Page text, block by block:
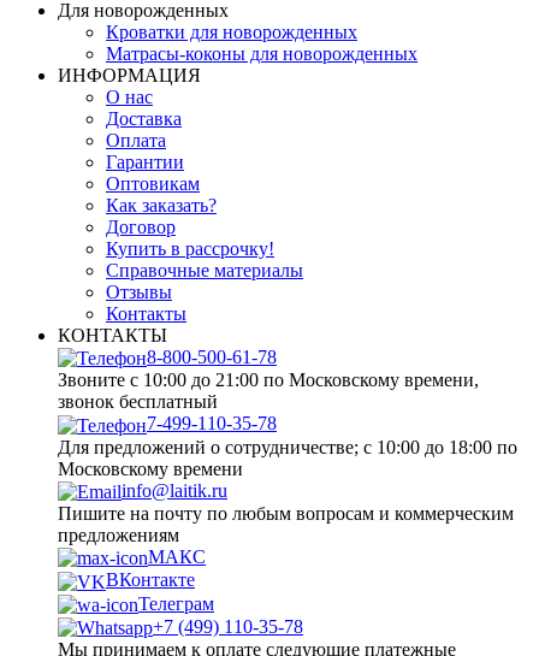
Для новорожденных
Кроватки для новорожденных
Матрасы-коконы для новорожденных
ИНФОРМАЦИЯ
О нас
Доставка
Оплата
Гарантии
Оптовикам
Как заказать?
Договор
Купить в рассрочку!
Справочные материалы
Отзывы
Контакты
КОНТАКТЫ
8-800-500-61-78
Звоните с 10:00 до 21:00 по Московскому времени,
звонок бесплатный
7-499-110-35-78
Для предложений о сотрудничестве; с 10:00 до 18:00 по
Московскому времени
info@laitik.ru
Пишите на почту по любым вопросам и коммерческим
предложениям
МАКС
ВКонтакте
Телеграм
+7 (499) 110-35-78
Мы принимаем к оплате следующие платежные